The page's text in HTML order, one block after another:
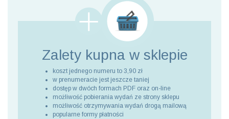
Zalety kupna w sklepie
koszt jednego numeru to 3,90 zł
w prenumeracie jest jeszcze taniej
dostęp w dwóch formach PDF oraz on-line
możliwość pobierania wydań ze strony sklepu
możliwość otrzymywania wydań drogą mailową
popularne formy płatności